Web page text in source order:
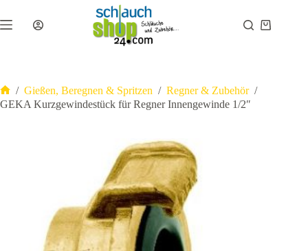
Inhalt
springen
Warenkorb
Start
/ Gießen, Beregnen & Spritzen / Regner & Zubehör /
GEKA Kurzgewindestück für Regner Innengewinde 1/2″